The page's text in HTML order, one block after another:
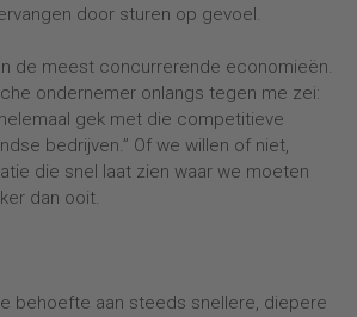
door sturen op gevoel.
de meest concurrerende economieën.
ondernemer onlangs tegen me zei:
gek met die competitieve
bedrijven.” Of we willen of niet,
die snel laat zien waar we moeten
dan ooit.
behoefte aan steeds snellere, diepere